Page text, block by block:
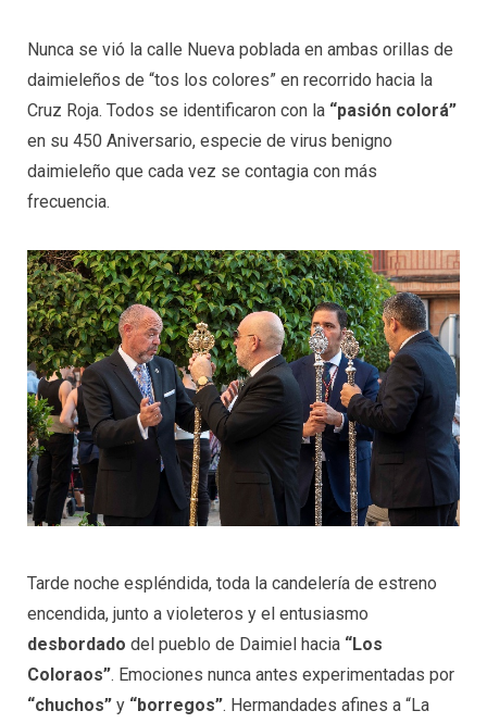
Nunca se vió la calle Nueva poblada en ambas orillas de
daimieleños de “tos los colores” en recorrido hacia la
Cruz Roja. Todos se identificaron con la “pasión colorá”
en su 450 Aniversario, especie de virus benigno
daimieleño que cada vez se contagia con más
frecuencia.
Tarde noche espléndida, toda la candelería de estreno
encendida, junto a violeteros y el entusiasmo
desbordado del pueblo de Daimiel hacia “Los
Coloraos”. Emociones nunca antes experimentadas por
“chuchos” y “borregos”. Hermandades afines a “La